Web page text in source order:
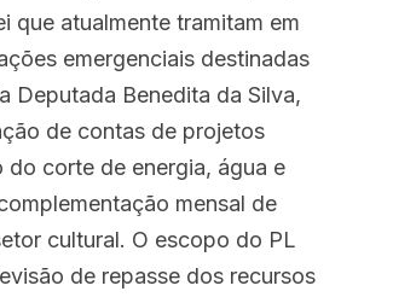
que atualmente tramitam em
emergenciais destinadas
Deputada Benedita da Silva,
de contas de projetos
corte de energia, água e
mensal de
cultural. O escopo do PL
de repasse dos recursos